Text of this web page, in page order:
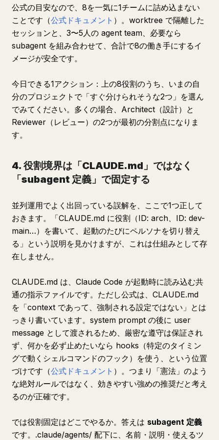
公式の目安なので、8を一気に1チームに詰め込まない
ことです（公式ドキュメント ）。worktree で隔離した
セッションと、3〜5人の agent team、必要なら
subagent を組み合わせて、合計で8の働き手にするイ
メージが安全です。
今日できる1アクション：上の8役割のうち、いまの自
分のプロジェクトで「すぐ分けられそうな2つ」を選ん
でみてください。多くの場合、Architect（設計）と
Reviewer（レビュー）の2つが最初の分割点になりま
す。
4. 役割境界は「CLAUDE.md」ではなく
「subagent 定義」で固定する
並列運用でよく出回っている誤解を、ここで1つ正して
おきます。「CLAUDE.md に役割（ID: arch、ID: dev-
main…）を書いて、起動のたびにペルソナを切り替え
る」という説明を見かけますが、これは仕組みとして存
在しません。
CLAUDE.md は、Claude Code が起動時に読み込む共
通の指示ファイルです。ただし公式は、CLAUDE.md
を「context であって、強制される設定ではない」とは
っきり書いています。system prompt の後に user
message として渡されるため、厳密な遵守は保証され
ず、何かを必ず止めたいなら hooks（特定のタイミン
グで動くシェルコマンドのフック）を使う、という位置
づけです（公式ドキュメント ）。つまり「憲法」のよう
な絶対ルールではなく、効きやすい強めの推奨だと考え
るのが正確です。
では役割固定はどこでやるか。答えは subagent 定義
です。.claude/agents/ 配下に、名前・説明・使えるツ